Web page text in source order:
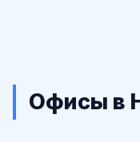
Офисы в